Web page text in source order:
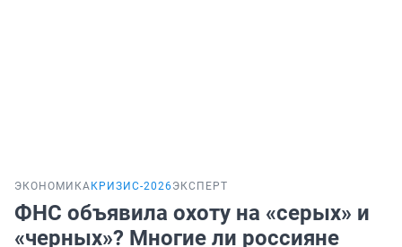
ЭКОНОМИКА КРИЗИС-2026ЭКСПЕРТ
ФНС объявила охоту на «серых» и
«черных»? Многие ли россияне